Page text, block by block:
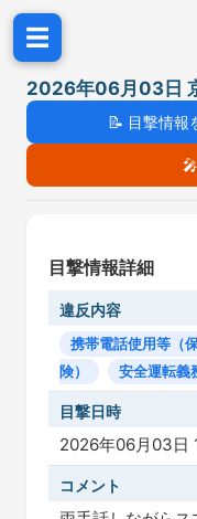
☰
2026年06月03日
📝 目撃情報
🎤
目撃情報詳細
違反内容
携帯電話使用等（保
険）
安全運転義
目撃日時
2026年06月03日
コメント